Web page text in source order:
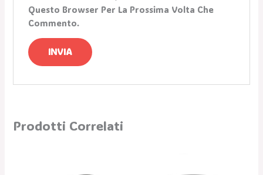
Questo Browser Per La Prossima Volta Che
Commento.
Prodotti Correlati